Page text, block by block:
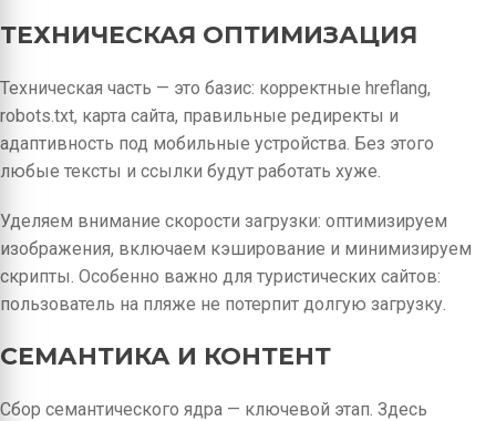
ТЕХНИЧЕСКАЯ ОПТИМИЗАЦИЯ
Техническая часть — это базис: корректные hreflang,
robots.txt, карта сайта, правильные редиректы и
адаптивность под мобильные устройства. Без этого
любые тексты и ссылки будут работать хуже.
Уделяем внимание скорости загрузки: оптимизируем
изображения, включаем кэширование и минимизируем
скрипты. Особенно важно для туристических сайтов:
пользователь на пляже не потерпит долгую загрузку.
СЕМАНТИКА И КОНТЕНТ
Сбор семантического ядра — ключевой этап. Здесь